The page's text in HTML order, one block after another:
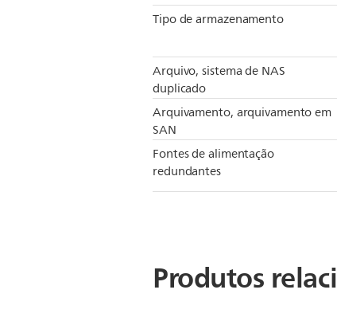
Tipo de armazenamento
Arquivo, sistema de NAS
duplicado
Arquivamento, arquivamento em
SAN
Fontes de alimentação
redundantes
Produtos